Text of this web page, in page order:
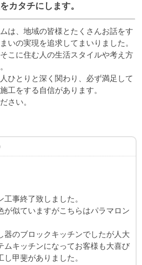
カタチにします。
は、地域の皆様とたくさんお話をす
いの実現を追求してまいりました。
こに住む人の生活スタイルや考え方
ひとりと深く関わり、必ず満足して
工をする自信があります。
さい。
事終了致しました。
が似ていますがこちらはパラマロン
器のブロックキッチンでしたが人大
ムキッチンになってお客様も大喜び
甲斐がありました。